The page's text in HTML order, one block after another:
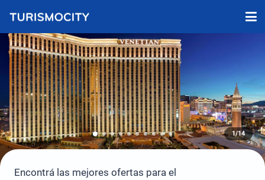
1/14
Encontrá las mejores ofertas para el